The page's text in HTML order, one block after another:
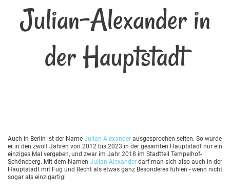
Julian-Alexander in
der Hauptstadt
Auch in Berlin ist der Name Julian-Alexander ausgesprochen selten. So wurde
er in den zwölf Jahren von 2012 bis 2023 in der gesamten Hauptstadt nur ein
einziges Mal vergeben, und zwar im Jahr 2018 im Stadtteil Tempelhof-
Schöneberg. Mit dem Namen Julian-Alexander darf man sich also auch in der
Hauptstadt mit Fug und Recht als etwas ganz Besonderes fühlen - wenn nicht
sogar als einzigartig!